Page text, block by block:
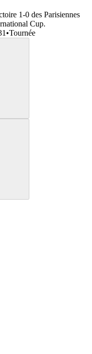
1-0 des Parisiennes
Cup.
•Tournée